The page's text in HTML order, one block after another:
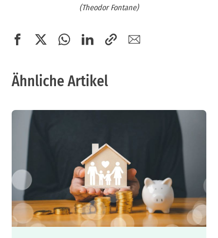
(Theodor Fontane)
Ähnliche Artikel